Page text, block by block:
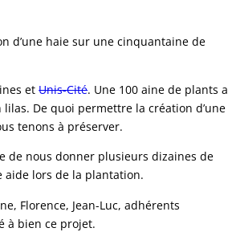
d’une haie sur une cinquantaine de
etUnis-Cité. Une 100 aine de plants a
De quoi permettre la création d’une
tenons à préserver.
de nous donner plusieurs dizaines de
aide lors de la plantation.
Florence, Jean-Luc, adhérents
à bien ce projet.